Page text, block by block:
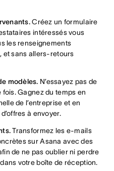
Créez un formulaire
intéressés vous
les renseignements
et sans allers-retours
modèles. N’essayez pas de
Gagnez du temps en
de l’entreprise et en
à envoyer.
Transformez les e-mails
sur Asana avec des
de ne pas oublier ni perdre
votre boîte de réception.